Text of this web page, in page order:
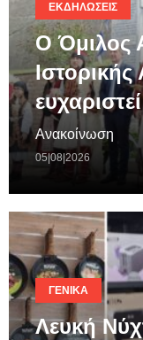
ΕΚΔΗΛΏΣΕΙΣ
Ο Όμιλος
Ανακοίνωση
05|08|2026
ΓΕΝΙΚΆ
Λευκή